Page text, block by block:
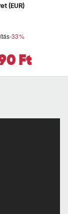
-33%
Ft
(EUR)